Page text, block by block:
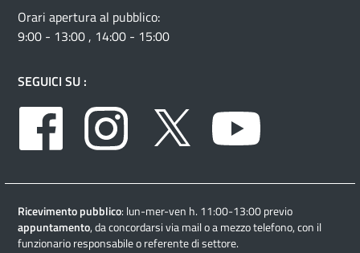
Orari apertura al pubblico:
9:00 - 13:00 , 14:00 - 15:00
SEGUICI SU :
Facebook
Instagram Twitter
Ricevimento pubblico: lun-mer-ven h. 11:00-13:00 previo
appuntamento, da concordarsi via mail o a mezzo telefono, con il
funzionario responsabile o referente di settore.